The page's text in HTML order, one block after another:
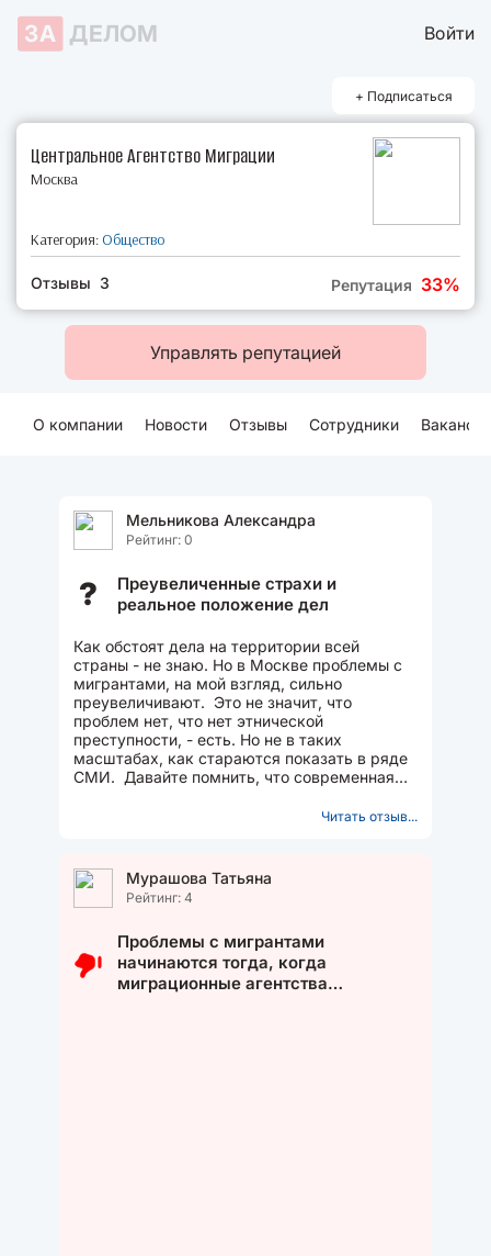
ЗА ДЕЛОМ Войти
+ Подписаться
Центральное Агентство Миграции
Москва
Категория:Общество
Репутация 33%
Отзывы 3
Управлять репутацией
О компании Новости Отзывы Сотрудники Вакансии
Мельникова Александра
Рейтинг: 0
?
Преувеличенные страхи и
реальное положение дел
Как обстоят дела на территории всей
страны - не знаю. Но в Москве проблемы с
мигрантами, на мой взгляд, сильно
преувеличивают. Это не значит, что
проблем нет, что нет этнической
преступности, - есть. Но не в таких
масштабах, как стараются показать в ряде
СМИ. Давайте помнить, что современная
Читать отзыв...
Мурашова Татьяна
Рейтинг: 4
Проблемы с мигрантами
начинаются тогда, когда
миграционные агентства